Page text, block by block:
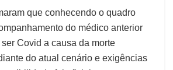
que conhecendo o quadro
do médico anterior
Covid a causa da morte
do atual cenário e exigências